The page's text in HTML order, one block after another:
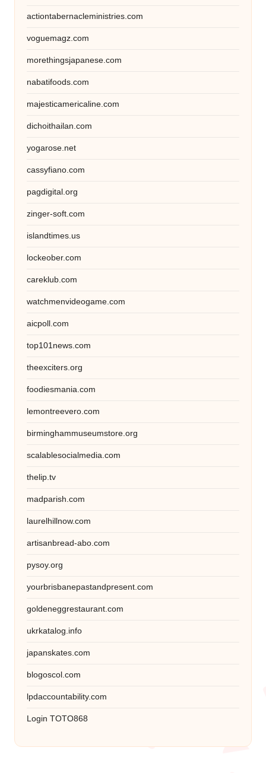
actiontabernacleministries.com
voguemagz.com
morethingsjapanese.com
nabatifoods.com
majesticamericaline.com
dichoithailan.com
yogarose.net
cassyfiano.com
pagdigital.org
zinger-soft.com
islandtimes.us
lockeober.com
careklub.com
watchmenvideogame.com
aicpoll.com
top101news.com
theexciters.org
foodiesmania.com
lemontreevero.com
birminghammuseumstore.org
scalablesocialmedia.com
thelip.tv
madparish.com
laurelhillnow.com
artisanbread-abo.com
pysoy.org
yourbrisbanepastandpresent.com
goldeneggrestaurant.com
ukrkatalog.info
japanskates.com
blogoscol.com
lpdaccountability.com
Login TOTO868